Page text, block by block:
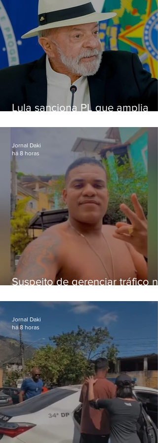
Lula sanciona PL que amplia
crianças
Suspeito de gerenciar tráfico na
foragido
Jornal Daki
há 8 horas
Jornal Daki
há 8 horas